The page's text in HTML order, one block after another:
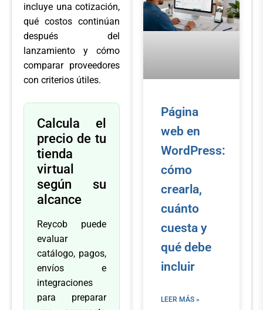
incluye una cotización,
qué costos continúan
después del
lanzamiento y cómo
comparar proveedores
con criterios útiles.
Calcula el
precio de tu
tienda
virtual
según su
alcance
Reycob puede
evaluar
catálogo, pagos,
envíos e
integraciones
para preparar
Página
web en
WordPress:
cómo
crearla,
cuánto
cuesta y
qué debe
incluir
LEER MÁS »